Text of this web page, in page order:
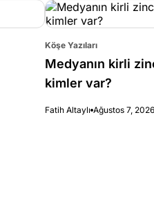
Köşe Yazıları
Medyanın kirli
kimler var?
Fatih Altaylı Ağustos 7, 2026